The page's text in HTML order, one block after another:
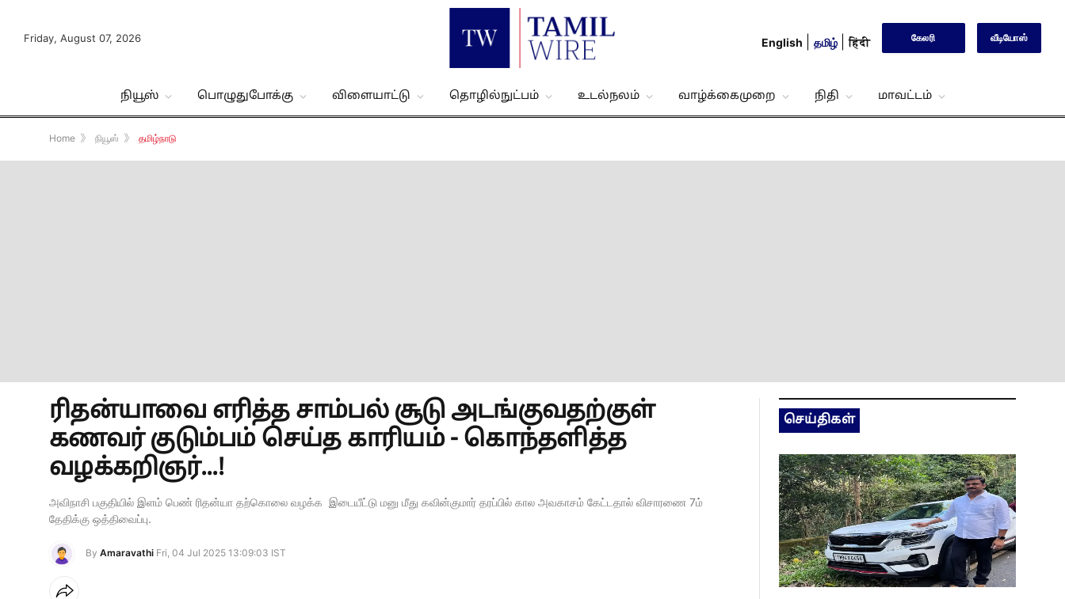
Friday, August 07, 2026 English தமிழ் हिंदी கேலரி வீடியோஸ்
நியூஸ் பொழுதுபோக்கு விளையாட்டு தொழில்நுட்பம் உடல்நலம் வாழ்க்கைமுறை நிதி மாவட்டம்
Home 》 நியூஸ் 》 தமிழ்நாடு
ரிதன்யாவை எரித்த சாம்பல் சூடு அடங்குவதற்குள்
கணவர் குடும்பம் செய்த காரியம் - கொந்தளித்த
வழக்கறிஞர்...!
அவிநாசி பகுதியில் இளம் பெண் ரிதன்யா தற்கொலை வழக்க இடையீட்டு மனு மீது கவின்குமார் தரப்பில் கால அவகாசம் கேட்டதால் விசாரணை 7ம்
தேதிக்கு ஒத்திவைப்பு.
By Amaravathi Fri, 04 Jul 2025 13:09:03 IST
செய்திகள்